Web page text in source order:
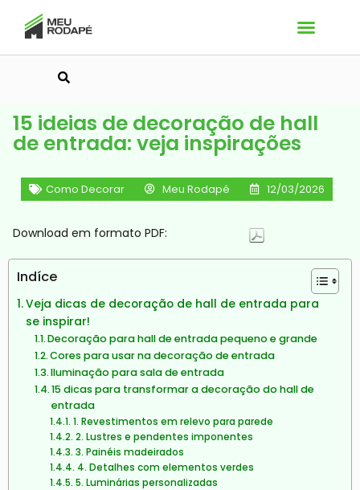
15 ideias de decoração de hall
de entrada: veja inspirações
Como Decorar Meu Rodapé 12/03/2026
Download em formato PDF:
Indíce
Veja dicas de decoração de hall de entrada para
se inspirar!
Decoração para hall de entrada pequeno e grande
Cores para usar na decoração de entrada
Iluminação para sala de entrada
15 dicas para transformar a decoração do hall de
entrada
1. Revestimentos em relevo para parede
2. Lustres e pendentes imponentes
3. Painéis madeirados
4. Detalhes com elementos verdes
5. Luminárias personalizadas